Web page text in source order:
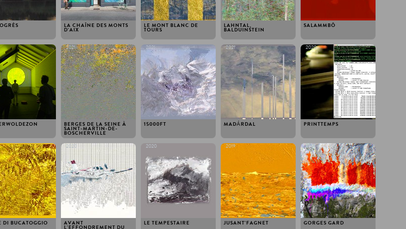
LA CHAÎNE DES MONTS
D'AIX
LE MONT BLANC DE
TOURS
LAHNTAL,
BALDUINSTEIN
SALAMMBÔ
BERGES DE LA SEINE À
SAINT-MARTIN-DE-
BOSCHERVILLE
2021
15000FT
2021
MADÁRDAL
2021
PRINTTEMPS
2020
DI BUCATOGGIO AVANT
L'EFFONDREMENT DU
2020
LE TEMPESTAIRE
2020
JUSANT'FAGNET
2019
GORGES GARD
2019